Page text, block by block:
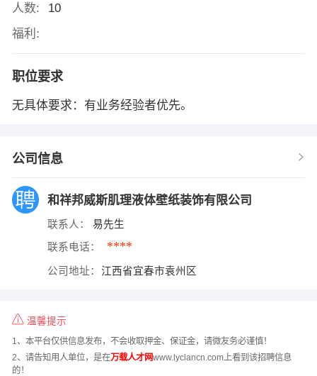
人数:
10
福利:
职位要求
无具体要求：有业务经验者优先。
公司信息
和祥邦威斯肌理液体壁纸装饰有限公司
联系人： 易先生
联系电话： ****
公司地址： 江西省宜春市袁州区
温馨提示
1、本平台仅供信息发布，不会收取押金、保证金，请微友务必谨慎！
2、请告知用人单位，是在万载人才网www.lyclancn.com上看到该招聘信息
的！